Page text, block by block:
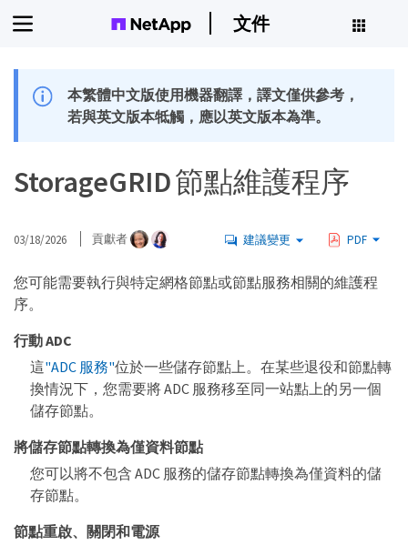
文件
本繁體中文版使用機器翻譯，譯文僅供參考，
若與英文版本牴觸，應以英文版本為準。
StorageGRID 節點維護程序
03/18/2026 貢獻者 建議變更 PDF
您可能需要執行與特定網格節點或節點服務相關的維護程
序。
行動 ADC
這"ADC 服務"位於一些儲存節點上。在某些退役和節點轉
換情況下，您需要將 ADC 服務移至同一站點上的另一個
儲存節點。
將儲存節點轉換為僅資料節點
您可以將不包含 ADC 服務的儲存節點轉換為僅資料的儲
存節點。
節點重啟、關閉和電源